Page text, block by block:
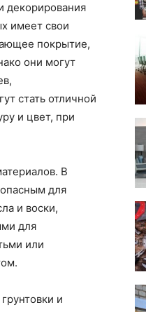
декорирования
имеет свои
покрытие,
они могут
стать отличной
и цвет, при
В
для
и воски,
для
или
и